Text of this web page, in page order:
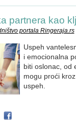
partnera kao
portala Ringeraja.rs
Uspeh
i emocionalna
biti oslonac, od
mogu proći
uspeh.